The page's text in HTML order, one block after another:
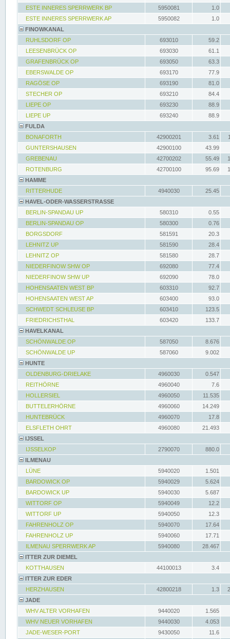
ESTE INNERES SPERRWERK BP
5950081
1.0
ESTE INNERES SPERRWERK AP
5950082
1.0
FINOWKANAL
RUHLSDORF OP
693010
59.2
LEESENBRÜCK OP
693030
61.1
GRAFENBRÜCK OP
693050
63.3
EBERSWALDE OP
693170
77.9
RAGÖSE OP
693190
81.0
STECHER OP
693210
84.4
LIEPE OP
693230
88.9
LIEPE UP
693240
88.9
FULDA
BONAFORTH
42900201 3.61
GUNTERSHAUSEN
42900100
43.99
GREBENAU
42700202 55.49
ROTENBURG
42700100 95.69
HAMME
RITTERHUDE
4940030
25.45
HAVEL-ODER-WASSERSTRASSE
BERLIN-SPANDAU UP
580310
0.55
BERLIN-SPANDAU OP
580300
0.76
BORGSDORF
581591
20.3
LEHNITZ UP
581590
28.4
LEHNITZ OP
581580
28.7
NIEDERFINOW SHW OP
692080
77.4
NIEDERFINOW SHW UP
692090
78.0
HOHENSAATEN WEST BP
603310
92.7
HOHENSAATEN WEST AP
603400
93.0
SCHWEDT SCHLEUSE BP
603410
123.5
FRIEDRICHSTHAL
603420
133.7
HAVELKANAL
SCHÖNWALDE OP
587050
8.676
SCHÖNWALDE UP
587060
9.002
HUNTE
OLDENBURG-DRIELAKE
4960030
0.547
REITHÖRNE
4960040
7.6
HOLLERSIEL
4960050
11.535
BUTTELERHÖRNE
4960060
14.249
HUNTEBRÜCK
4960070
17.8
ELSFLETH OHRT
4960080
21.493
IJSSEL
IJSSELKOP
2790070
880.0
ILMENAU
LÜNE
5940020
1.501
BARDOWICK OP
5940029
5.624
BARDOWICK UP
5940030
5.687
WITTORF OP
5940049
12.2
WITTORF UP
5940050
12.3
FAHRENHOLZ OP
5940070
17.64
FAHRENHOLZ UP
5940060
17.71
ILMENAU SPERRWERK AP
5940080
28.467
ITTER ZUR DIEMEL
KOTTHAUSEN
44100013
3.4
ITTER ZUR EDER
HERZHAUSEN
42800218 1.3
JADE
WHV ALTER VORHAFEN
9440020
1.565
WHV NEUER VORHAFEN
9440030
4.053
JADE-WESER-PORT
9430050
11.6